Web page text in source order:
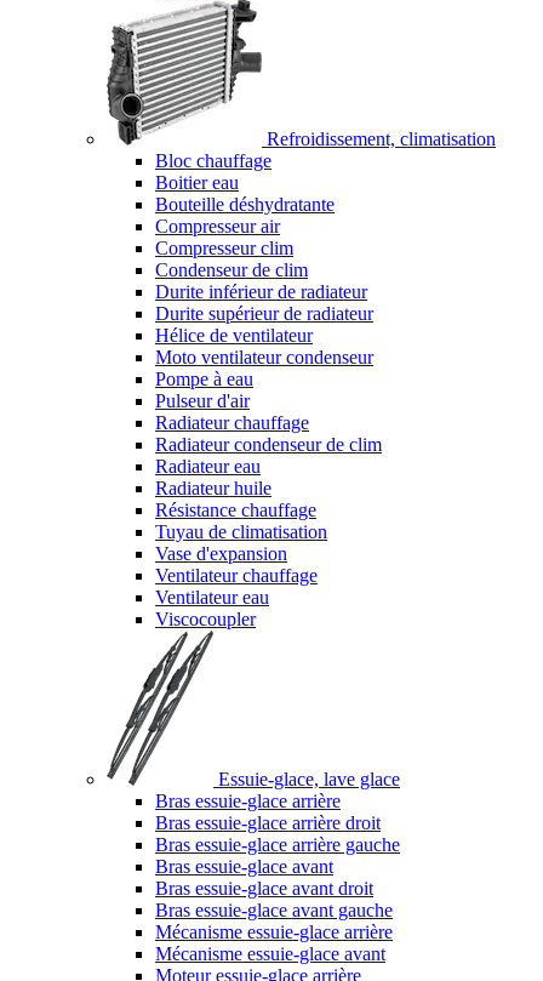
Refroidissement, climatisation
Bloc chauffage
Boitier eau
Bouteille déshydratante
Compresseur air
Compresseur clim
Condenseur de clim
Durite inférieur de radiateur
Durite supérieur de radiateur
Hélice de ventilateur
Moto ventilateur condenseur
Pompe à eau
Pulseur d'air
Radiateur chauffage
Radiateur condenseur de clim
Radiateur eau
Radiateur huile
Résistance chauffage
Tuyau de climatisation
Vase d'expansion
Ventilateur chauffage
Ventilateur eau
Viscocoupler
Essuie-glace, lave glace
Bras essuie-glace arrière
Bras essuie-glace arrière droit
Bras essuie-glace arrière gauche
Bras essuie-glace avant
Bras essuie-glace avant droit
Bras essuie-glace avant gauche
Mécanisme essuie-glace arrière
Mécanisme essuie-glace avant
Moteur essuie-glace arrière